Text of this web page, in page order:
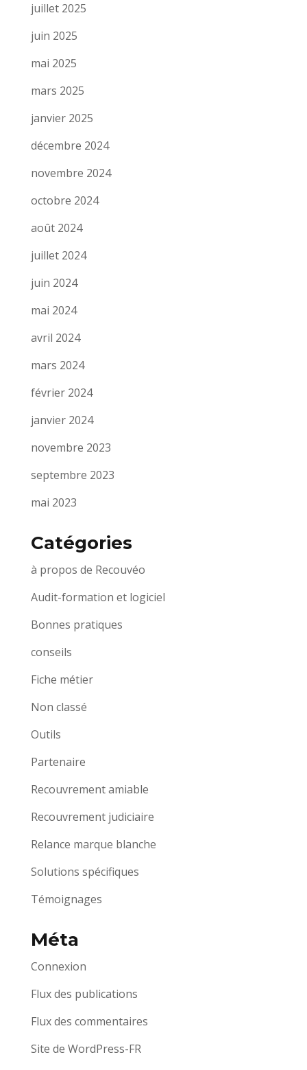
juillet 2025
juin 2025
mai 2025
mars 2025
janvier 2025
décembre 2024
novembre 2024
octobre 2024
août 2024
juillet 2024
juin 2024
mai 2024
avril 2024
mars 2024
février 2024
janvier 2024
novembre 2023
septembre 2023
mai 2023
Catégories
à propos de Recouvéo
Audit-formation et logiciel
Bonnes pratiques
conseils
Fiche métier
Non classé
Outils
Partenaire
Recouvrement amiable
Recouvrement judiciaire
Relance marque blanche
Solutions spécifiques
Témoignages
Méta
Connexion
Flux des publications
Flux des commentaires
Site de WordPress-FR